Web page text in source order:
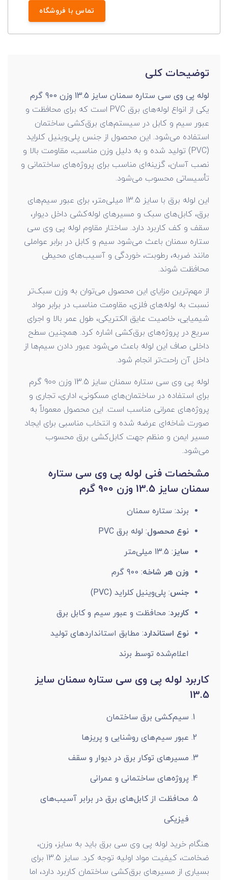
تماس با فروشگاه
توضیحات کلی
لوله پی وی سی ستاره سمنان سایز 13.5 وزن 900 گرم
یکی از انواع لوله‌های برق PVC است که برای محافظت و
عبور سیم و کابل در سیستم‌های برق‌کشی ساختمان
استفاده می‌شود. این محصول از جنس پلی‌وینیل کلراید
(PVC) تولید شده و به دلیل وزن مناسب، مقاومت بالا و
نصب آسان، گزینه‌ای مناسب برای پروژه‌های ساختمانی و
تأسیساتی محسوب می‌شود.
این لوله برق با سایز 13.5 میلی‌متر، برای عبور سیم‌های
برق، کابل‌های سبک و مسیرهای لوله‌کشی داخل دیوار،
سقف و کف کاربرد دارد. ساختار مقاوم لوله پی وی سی
ستاره سمنان باعث می‌شود سیم و کابل در برابر عواملی
مانند ضربه، رطوبت، خوردگی و آسیب‌های محیطی
محافظت شوند.
از مهم‌ترین مزایای این محصول می‌توان به وزن سبک‌تر
نسبت به لوله‌های فلزی، مقاومت مناسب در برابر مواد
شیمیایی، خاصیت عایق الکتریکی، طول عمر بالا و اجرای
سریع در پروژه‌های برق‌کشی اشاره کرد. همچنین سطح
داخلی صاف این لوله باعث می‌شود عبور دادن سیم‌ها از
داخل آن راحت‌تر انجام شود.
لوله پی وی سی ستاره سمنان سایز 13.5 وزن 900 گرم
برای استفاده در ساختمان‌های مسکونی، اداری، تجاری و
پروژه‌های عمرانی مناسب است. این محصول معمولاً به
صورت شاخه‌ای عرضه شده و انتخاب مناسبی برای ایجاد
مسیر ایمن و منظم جهت کابل‌کشی برق محسوب
می‌شود.
مشخصات فنی لوله پی وی سی ستاره
سمنان سایز 13.5 وزن 900 گرم
برند: ستاره سمنان
نوع محصول: لوله برق PVC
سایز: 13.5 میلی‌متر
وزن هر شاخه: 900 گرم
جنس: پلی‌وینیل کلراید (PVC)
کاربرد: محافظت و عبور سیم و کابل برق
نوع استاندارد: مطابق استانداردهای تولید
اعلام‌شده توسط برند
کاربرد لوله پی وی سی ستاره سمنان سایز
13.5
سیم‌کشی برق ساختمان
عبور سیم‌های روشنایی و پریزها
مسیرهای توکار برق در دیوار و سقف
پروژه‌های ساختمانی و عمرانی
محافظت از کابل‌های برق در برابر آسیب‌های
فیزیکی
هنگام خرید لوله پی وی سی برق باید به سایز، وزن،
ضخامت، کیفیت مواد اولیه توجه کرد. سایز 13.5 برای
بسیاری از مسیرهای برق‌کشی ساختمان کاربرد دارد، اما